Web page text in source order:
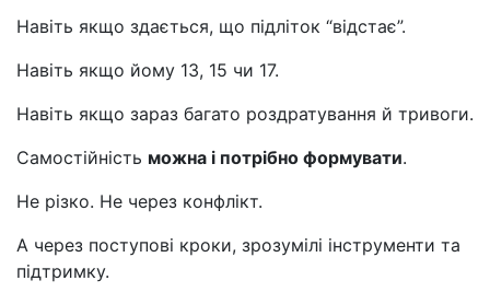
Навіть якщо здається, що підліток “відстає”.
Навіть якщо йому 13, 15 чи 17.
Навіть якщо зараз багато роздратування й тривоги.
Самостійність можна і потрібно формувати.
Не різко. Не через конфлікт.
А через поступові кроки, зрозумілі інструменти та
підтримку.